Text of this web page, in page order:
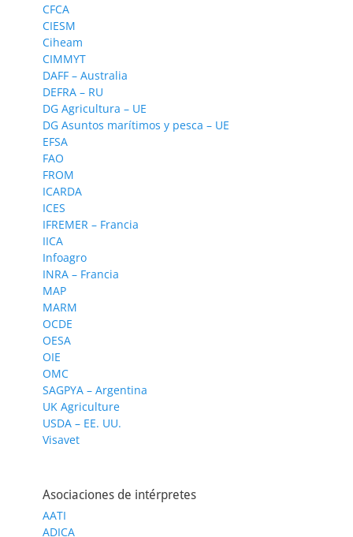
CFCA
CIESM
Ciheam
CIMMYT
DAFF – Australia
DEFRA – RU
DG Agricultura – UE
DG Asuntos marítimos y pesca – UE
EFSA
FAO
FROM
ICARDA
ICES
IFREMER – Francia
IICA
Infoagro
INRA – Francia
MAP
MARM
OCDE
OESA
OIE
OMC
SAGPYA – Argentina
UK Agriculture
USDA – EE. UU.
Visavet
Asociaciones de intérpretes
AATI
ADICA